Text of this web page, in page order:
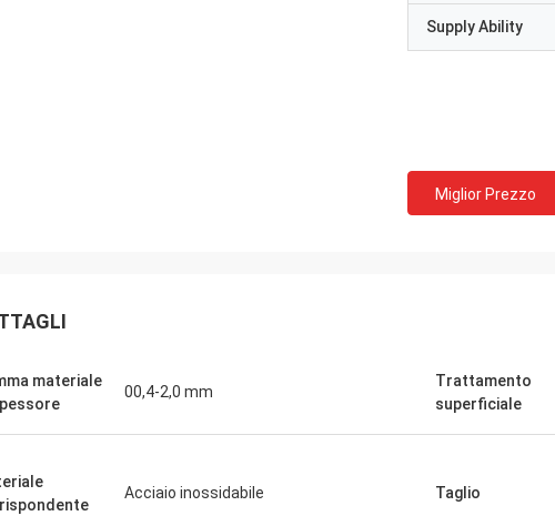
Supply Ability
Miglior Prezzo
materiale
00,4-2,0 mm
Trattamento
superficiale
Acciaio inossidabile Taglio